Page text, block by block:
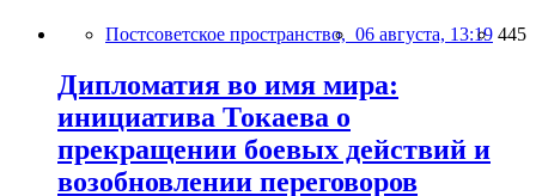
Постсоветское пространство, 06 августа, 13:19 445
Дипломатия во имя мира:
инициатива Токаева о
прекращении боевых действий и
возобновлении переговоров